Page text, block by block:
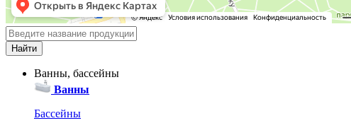
Ванны, бассейны
Ванны
Бассейны